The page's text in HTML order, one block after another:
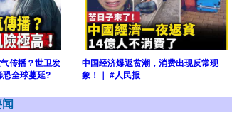
传播？世卫发
恐全球蔓延?
中国经济爆返贫潮，消费出现反常现
象！｜ #人民报